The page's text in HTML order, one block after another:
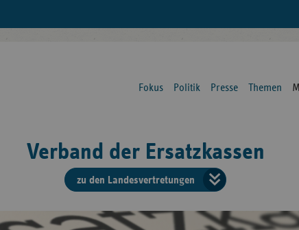
Fokus Politik Presse Themen
Verband der Ersatzkassen
zu den Landesvertretungen
der